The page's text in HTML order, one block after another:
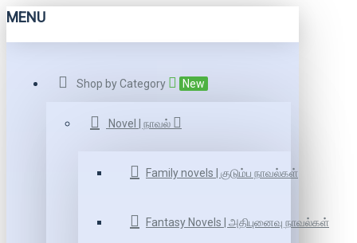
MENU
Shop by Category New
Novel | நாவல்
Family novels | குடும்ப நாவல்கள்
Fantasy Novels | அதிபுனைவு நாவல்கள்